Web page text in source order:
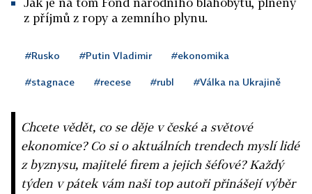
z příjmů z ropy a zemního plynu.
#Rusko #Putin Vladimir #ekonomika
#stagnace #recese #rubl #Válka na Ukrajině
Chcete vědět, co se děje v české a světové
ekonomice? Co si o aktuálních trendech myslí lidé
z byznysu, majitelé firem a jejich šéfové? Každý
týden v pátek vám naši top autoři přinášejí výběr